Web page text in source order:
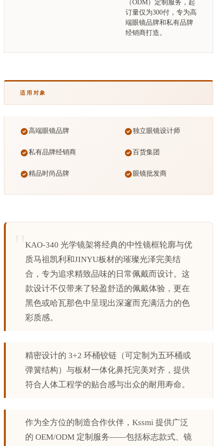
（ODM）定制服务，起
订量仅为300付，专为高
端眼镜品牌和私有品牌
经销商打造。
适用对象
高端眼镜品牌 独立眼镜设计师
私有品牌经销商 百货集团
精品时尚品牌 眼镜批发商
KAO-340 光学镜架将经典的中性镜框轮廓与优
质马祖凯利和JINYU板材的璀璨光泽完美结
合，专为追求精致品味的日常佩戴而设计。这
款设计不仅带来了轻盈舒适的佩戴体验，更在
黑色或哈瓦那色中呈现出深邃而充满活力的色
彩质感。
精密设计的 3+2 环桶铰链（可定制为五环桶或
弹簧结构）与板材一体化鼻托完美对齐，提供
符合人体工程学的贴合感与出众的耐用寿命。
作为全方位的制造合作伙伴，Kssmi 提供广泛
的 OEM/ODM 定制服务——包括标志款式、镜